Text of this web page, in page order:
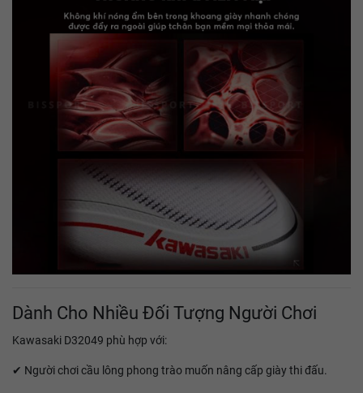
Dành Cho Nhiều Đối Tượng Người Chơi
Kawasaki D32049 phù hợp với:
✔ Người chơi cầu lông phong trào muốn nâng cấp giày thi đấu.